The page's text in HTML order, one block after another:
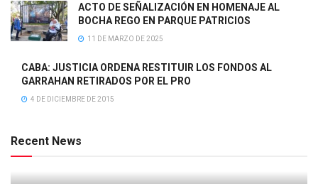
ACTO DE SEÑALIZACIÓN EN HOMENAJE AL
BOCHA REGO EN PARQUE PATRICIOS
11 DE MARZO DE 2025
CABA: JUSTICIA ORDENA RESTITUIR LOS FONDOS AL
GARRAHAN RETIRADOS POR EL PRO
4 DE DICIEMBRE DE 2015
Recent News